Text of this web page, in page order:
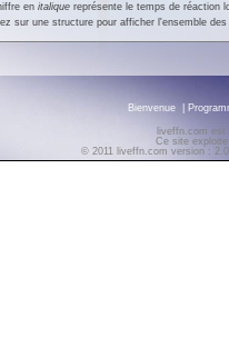
en italiquereprésente le temps de réaction
sur une structure pour afficher l'ensemble
Bienvenue
liveffn.com est
Ce site
© 2011 liveffn.com version :